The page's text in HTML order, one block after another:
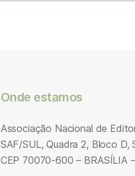
Onde estamos
Associação Nacional de
SAF/SUL, Quadra 2, Bloco D,
CEP 70070-600 – BRASÍLIA